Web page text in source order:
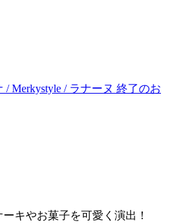
/ Merkystyle / ラナーヌ 終了のお
キやお菓子を可愛く演出！